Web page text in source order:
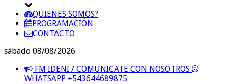
QUIENES SOMOS?
PROGRAMACIÓN
CONTACTO
sábado 08/08/2026
FM IDENI / COMUNICATE CON NOSOTROS
WHATSAPP +543644689875